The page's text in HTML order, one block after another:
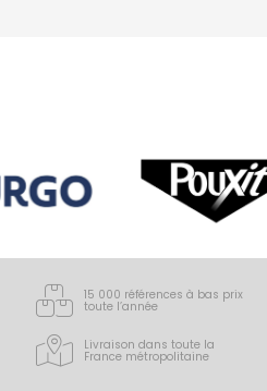
15 000 références à bas prix
toute l’année
Livraison dans toute la
France métropolitaine